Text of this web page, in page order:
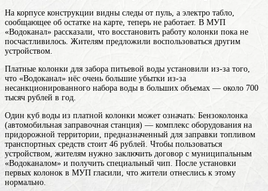
На корпусе конструкции видны следы от пуль, а электро табло,
сообщающее об остатке на карте, теперь не работает. В МУП
«Водоканал» рассказали, что восстановить работу колонки пока не
посчастливилось. Жителям предложили воспользоваться другим
устройством.
Платные колонки для забора питьевой воды установили из-за того,
что «Водоканал» нёс очень большие убытки из-за
несанкционированного набора воды в больших объемах — около 700
тысяч рублей в год.
Один куб воды из платной колонки может означать: Бензоколонка
(автомобильная заправочная станция) — комплекс оборудования на
придорожной территории, предназначенный для заправки топливом
транспортных средств стоит 46 рублей. Чтобы пользоваться
устройством, жителям нужно заключить договор с муниципальным
«Водоканалом» и получить специальный чип. После установки
первых колонок в МУП гласили, что жители отнеслись к этому
нормально.